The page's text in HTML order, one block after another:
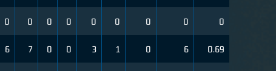
0 0 0 0 0 0 0 0 0
6 7 0 0 3 1 0 6 0.69